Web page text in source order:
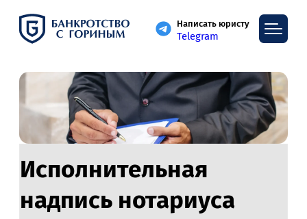
Написать юристу
Telegram
Исполнительная
надпись нотариуса